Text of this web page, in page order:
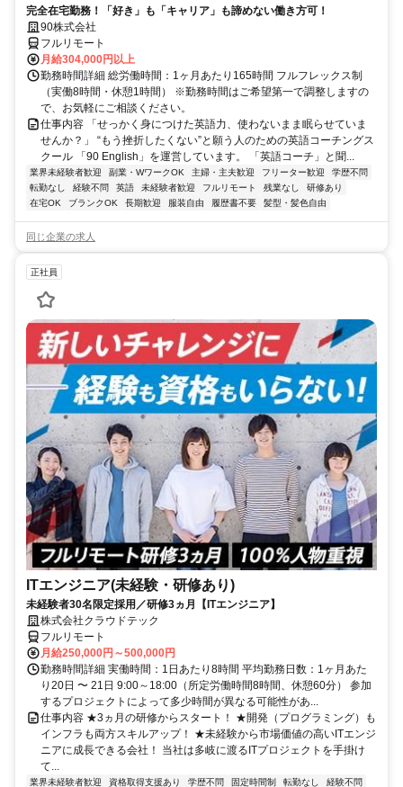
完全在宅勤務！「好き」も「キャリア」も諦めない働き方可！
90株式会社
フルリモート
月給304,000円以上
勤務時間詳細 総労働時間：1ヶ月あたり165時間 フルフレックス制
（実働8時間・休憩1時間） ※勤務時間はご希望第一で調整しますの
で、お気軽にご相談ください。
仕事内容 「せっかく身につけた英語力、使わないまま眠らせていま
せんか？」 “もう挫折したくない”と願う人のための英語コーチングス
クール 「90 English」を運営しています。 「英語コーチ」と聞...
業界未経験者歓迎 副業・WワークOK 主婦・主夫歓迎 フリーター歓迎
学歴不問
転勤なし
経験不問 英語 未経験者歓迎 フルリモート 残業なし
研修あり
在宅OK
ブランクOK 長期歓迎 服装自由 履歴書不要 髪型・髪色自由
同じ企業の求人
正社員
ITエンジニア(未経験・研修あり)
未経験者30名限定採用／研修3ヵ月【ITエンジニア】
株式会社クラウドテック
フルリモート
月給250,000円～500,000円
勤務時間詳細 実働時間：1日あたり8時間 平均勤務日数：1ヶ月あた
り20日 〜 21日 9:00～18:00（所定労働時間8時間、休憩60分） 参加
するプロジェクトによって多少時間が異なる可能性があ...
仕事内容 ★3ヵ月の研修からスタート！ ★開発（プログラミング）も
インフラも両方スキルアップ！ ★未経験から市場価値の高いITエンジ
ニアに成長できる会社！ 当社は多岐に渡るITプロジェクトを手掛け
て...
業界未経験者歓迎 資格取得支援あり 学歴不問 固定時間制 転勤なし
経験不問